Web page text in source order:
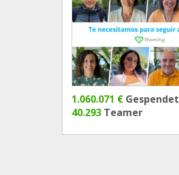
1.060.071 € Gespendet
40.293 Teamer